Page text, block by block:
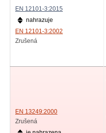
EN 12101-3:2015
nahrazuje
EN 12101-3:2002
Zrušená
EN 13249:2000
Zrušená